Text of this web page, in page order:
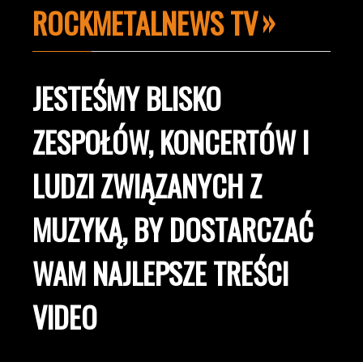
ROCKMETALNEWS TV
JESTEŚMY BLISKO
ZESPOŁÓW, KONCERTÓW I
LUDZI ZWIĄZANYCH Z
MUZYKĄ, BY DOSTARCZAĆ
WAM NAJLEPSZE TREŚCI
VIDEO